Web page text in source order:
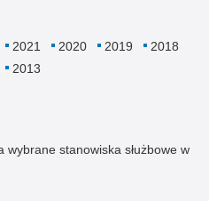
2021 2020 2019
2018
2013
stanowiska służbowe w